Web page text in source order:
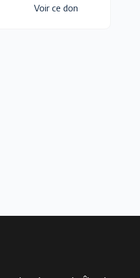
Voir ce don